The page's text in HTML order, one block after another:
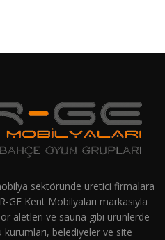
sektöründe üretici firmalara
GE Kent Mobilyaları markasıyla
aletleri ve sauna gibi ürünlerde
kurumları, belediyeler ve site